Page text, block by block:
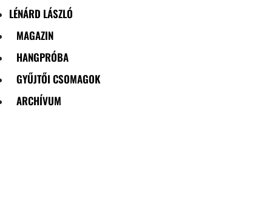
LÉNÁRD LÁSZLÓ
MAGAZIN
HANGPRÓBA
GYŰJTŐI CSOMAGOK
ARCHÍVUM